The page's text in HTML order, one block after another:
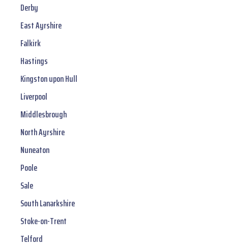
Derby
East Ayrshire
Falkirk
Hastings
Kingston upon Hull
Liverpool
Middlesbrough
North Ayrshire
Nuneaton
Poole
Sale
South Lanarkshire
Stoke-on-Trent
Telford